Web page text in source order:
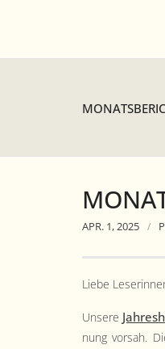
APR. 1, 2025
Liebe
Unsere
nung vor­sah.